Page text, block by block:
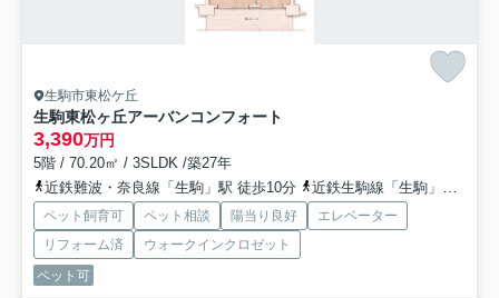
生駒市東松ケ丘
生駒東松ヶ丘アーバンコンフォート
3,390万円
5階 / 70.20㎡ / 3SLDK /築27年
近鉄難波・奈良線「生駒」駅 徒歩10分
近鉄生駒線「生駒」駅 徒歩10分
ペット飼育可 ペット相談 陽当り良好
エレベーター
リフォーム済
ウォークインクロゼット
ペット可